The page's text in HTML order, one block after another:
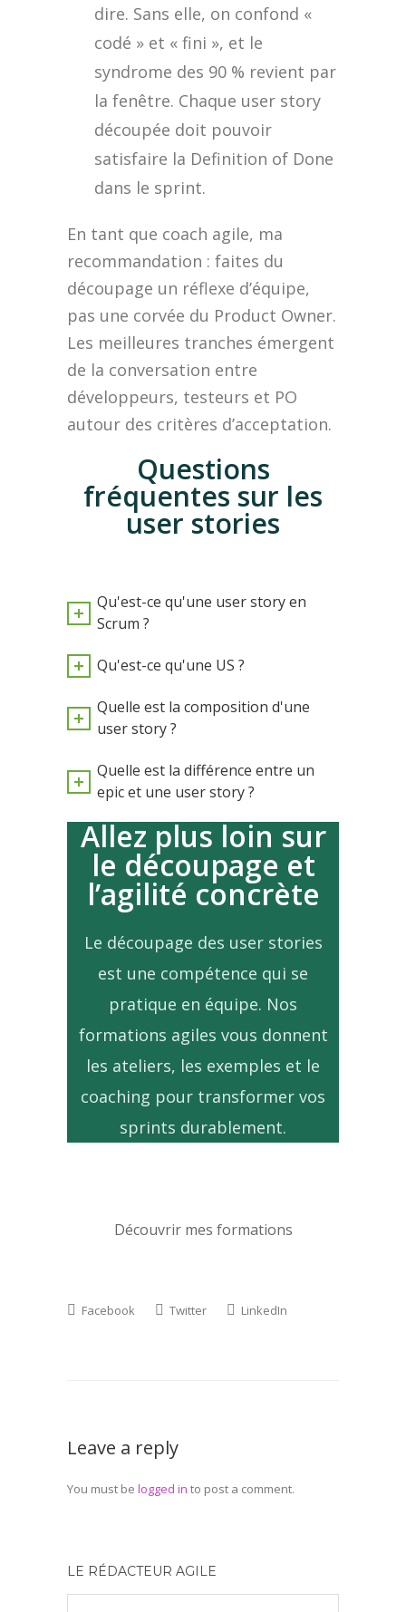
dire. Sans elle, on confond «
codé » et « fini », et le
syndrome des 90 % revient par
la fenêtre. Chaque user story
découpée doit pouvoir
satisfaire la Definition of Done
dans le sprint.
En tant que coach agile, ma
recommandation : faites du
découpage un réflexe d’équipe,
pas une corvée du Product Owner.
Les meilleures tranches émergent
de la conversation entre
développeurs, testeurs et PO
autour des critères d’acceptation.
Questions
fréquentes sur les
user stories
Qu'est-ce qu'une user story en
Scrum ?
Qu'est-ce qu'une US ?
Quelle est la composition d'une
user story ?
Quelle est la différence entre un
epic et une user story ?
Allez plus loin sur
le découpage et
l’agilité concrète
Le découpage des user stories
est une compétence qui se
pratique en équipe. Nos
formations agiles vous donnent
les ateliers, les exemples et le
coaching pour transformer vos
sprints durablement.
Découvrir mes formations
Facebook Twitter LinkedIn
Leave a reply
You must be logged in to post a comment.
LE RÉDACTEUR AGILE